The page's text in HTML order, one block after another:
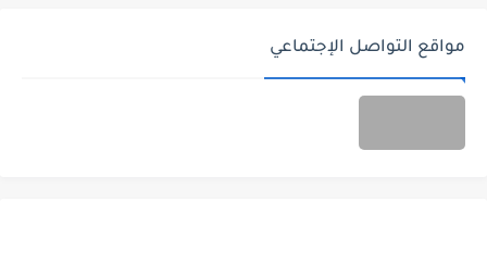
مواقع التواصل الإجتماعي